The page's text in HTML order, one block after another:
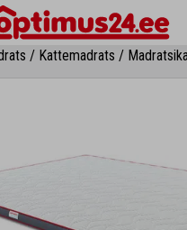
/ Kattemadrats /